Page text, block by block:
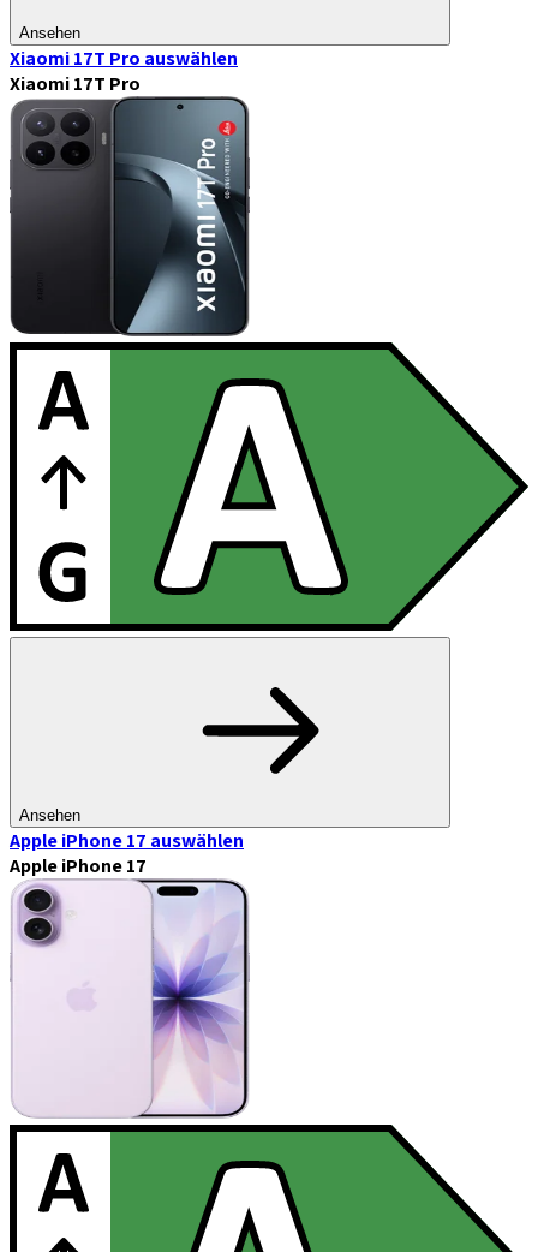
Ansehen
Xiaomi 17T Pro auswählen
Xiaomi 17T Pro
Ansehen
Apple iPhone 17 auswählen
Apple iPhone 17